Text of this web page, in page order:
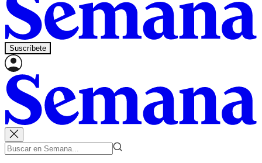
Suscríbete